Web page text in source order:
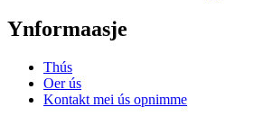
Ynformaasje
Thús
Oer ús
Kontakt mei ús opnimme